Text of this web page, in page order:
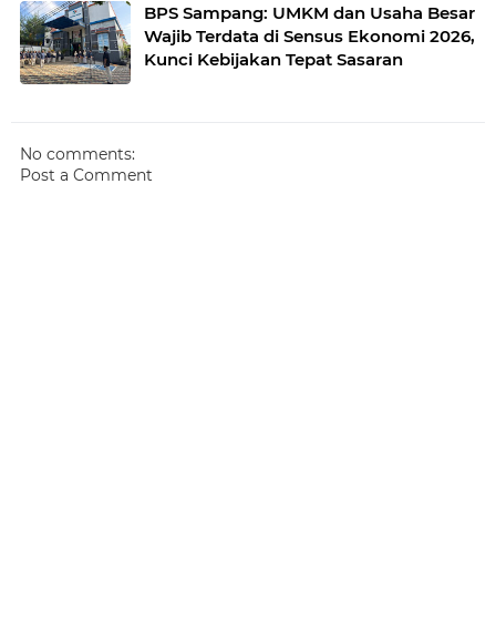
BPS Sampang: UMKM dan Usaha Besar
Wajib Terdata di Sensus Ekonomi 2026,
Kunci Kebijakan Tepat Sasaran
No comments:
Post a Comment